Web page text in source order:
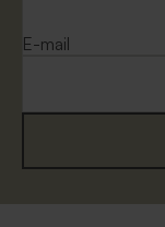
E-mail